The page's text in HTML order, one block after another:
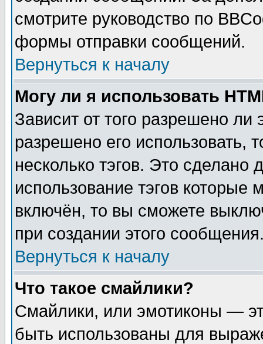
смотрите руководство по
формы отправки сообщений.
Вернуться к началу
Могу ли я использовать
Зависит от того разрешено
разрешено его использовать,
несколько тэгов. Это сделано
использование тэгов
включён, то вы сможете
при создании этого
Вернуться к началу
Что такое смайлики?
Смайлики, или эмотиконы —
быть использованы для